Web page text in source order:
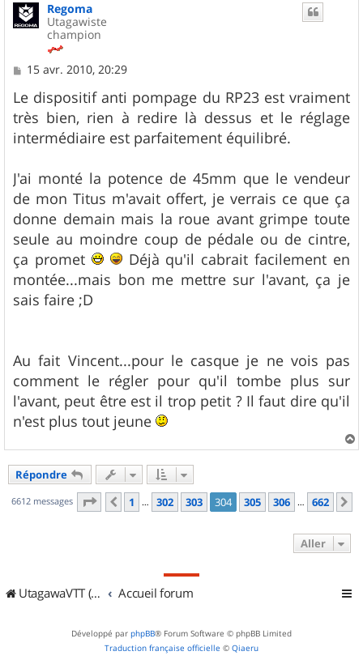
Regoma
Utagawiste
champion
M
s
s
a
g
e
15 avr. 2010, 20:29
Le dispositif anti pompage du RP23 est vraiment
très bien, rien à redire là dessus et le réglage
intermédiaire est parfaitement équilibré.
J'ai monté la potence de 45mm que le vendeur
de mon Titus m'avait offert, je verrais ce que ça
donne demain mais la roue avant grimpe toute
seule au moindre coup de pédale ou de cintre,
ça promet
Déjà qu'il cabrait facilement en
montée...mais bon me mettre sur l'avant, ça je
sais faire ;D
Au fait Vincent...pour le casque je ne vois pas
comment le régler pour qu'il tombe plus sur
l'avant, peut être est il trop petit ? Il faut dire qu'il
n'est plus tout jeune
a
Répondre
6612 messages Page 304 sur662
Précédent
1 … 302 303 304 305 306 … 662
Aller
UtagawaVTT (Randos VTT et VTTAE avec traces GPS) Accueil forum
Développé par phpBB® Forum Software © phpBB Limited
Traduction française officielle © Qiaeru